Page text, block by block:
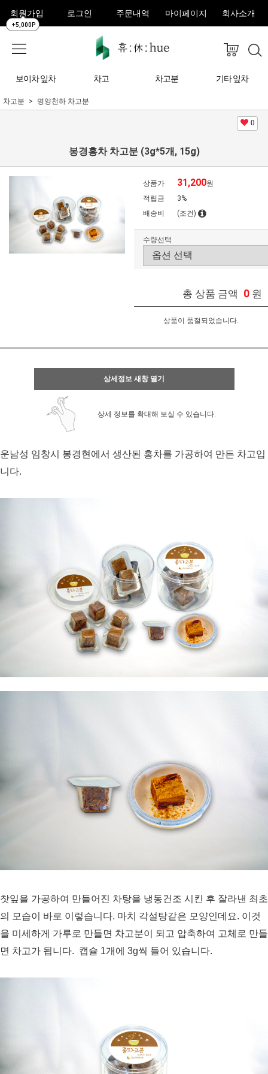
회원가입
+5,000P
로그인 주문내역 마이페이지 회사소개
보이차 잎차 차고 차고분 기타 잎차
차고분 명양천하 차고분
0
봉경홍차 차고분 (3g*5개, 15g)
상품가 31,200원
적립금
3%
배송비
(조건)
수량선택
총 상품 금액 0 원
상품이 품절되었습니다.
상세정보 새창 열기
상세 정보를 확대해 보실 수 있습니다.
운남성 임창시 봉경현에서 생산된 홍차를 가공하여 만든 차고입
니다.
찻잎을 가공하여 만들어진 차탕을 냉동건조 시킨 후 잘라낸 최초
의 모습이 바로 이렇습니다. 마치 각설탕같은 모양인데요. 이것
을 미세하게 가루로 만들면 차고분이 되고 압축하여 고체로 만들
면 차고가 됩니다. 캡슐 1개에 3g씩 들어 있습니다.